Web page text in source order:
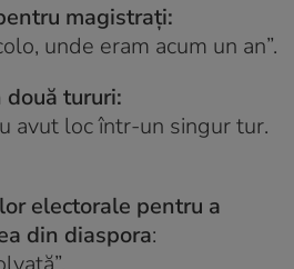
magistrați:
unde eram acum un an”.
tururi:
avut loc într-un singur tur.
electorale pentru a
din diaspora: